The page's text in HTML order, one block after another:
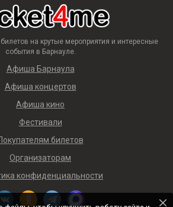
на крутые мероприятия и интересные
события в Барнауле.
Афиша Барнаула
Афиша концертов
Афиша кино
Фестивали
билетов
Организаторам
конфиденциальности